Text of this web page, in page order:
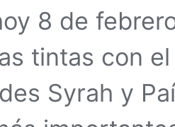
8 de
tintas con
Syrah y